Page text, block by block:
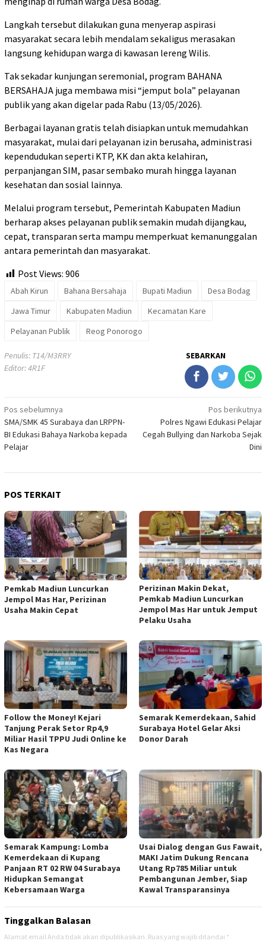
Langkah tersebut dilakukan guna menyerap aspirasi
masyarakat secara lebih mendalam sekaligus merasakan
langsung kehidupan warga di kawasan lereng Wilis.
Tak sekadar kunjungan seremonial, program BAHANA
BERSAHAJA juga membawa misi “jemput bola” pelayanan
publik yang akan digelar pada Rabu (13/05/2026).
Berbagai layanan gratis telah disiapkan untuk memudahkan
masyarakat, mulai dari pelayanan izin berusaha, administrasi
kependudukan seperti KTP, KK dan akta kelahiran,
perpanjangan SIM, pasar sembako murah hingga layanan
kesehatan dan sosial lainnya.
Melalui program tersebut, Pemerintah Kabupaten Madiun
berharap akses pelayanan publik semakin mudah dijangkau,
cepat, transparan serta mampu memperkuat kemanunggalan
antara pemerintah dan masyarakat.
Post Views: 906
Abah Kirun Bahana Bersahaja Bupati Madiun
Desa Bodag
Jawa Timur
Kabupaten Madiun
Kecamatan Kare
Pelayanan Publik
Reog Ponorogo
Penulis: T14/M3RRY
Editor: 4R1F
SEBARKAN
Navigasi
pos
Pos sebelumnya
SMA/SMK 45 Surabaya dan LRPPN-
BI Edukasi Bahaya Narkoba kepada
Pelajar
Pos berikutnya
Polres Ngawi Edukasi Pelajar
Cegah Bullying dan Narkoba Sejak
Dini
POS TERKAIT
Pemkab Madiun Luncurkan
Jempol Mas Har, Perizinan
Usaha Makin Cepat
Perizinan Makin Dekat,
Pemkab Madiun Luncurkan
Jempol Mas Har untuk Jemput
Pelaku Usaha
Follow the Money! Kejari
Tanjung Perak Setor Rp4,9
Miliar Hasil TPPU Judi Online ke
Kas Negara
Semarak Kemerdekaan, Sahid
Surabaya Hotel Gelar Aksi
Donor Darah
Semarak Kampung: Lomba
Kemerdekaan di Kupang
Panjaan RT 02 RW 04 Surabaya
Hidupkan Semangat
Kebersamaan Warga
Usai Dialog dengan Gus Fawait,
MAKI Jatim Dukung Rencana
Utang Rp785 Miliar untuk
Pembangunan Jember, Siap
Kawal Transparansinya
Tinggalkan Balasan
Alamat email Anda tidak akan dipublikasikan. Ruas yang wajib ditandai *